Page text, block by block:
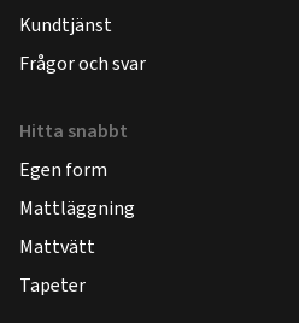
Kundtjänst
Frågor och svar
Hitta snabbt
Egen form
Mattläggning
Mattvätt
Tapeter